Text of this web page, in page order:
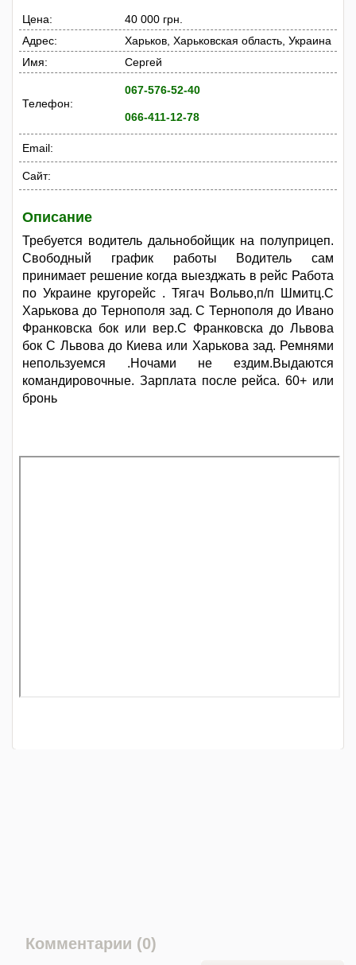
Цена:
40 000 грн.
Адрес:
Харьков, Харьковская область, Украина
Имя:
Сергей
Телефон:
067-576-52-40
066-411-12-78
Email:
Сайт:
Описание
Требуется водитель дальнобойщик на полуприцеп.
Свободный график работы Водитель сам
принимает решение когда выезджать в рейс Работа
по Украине кругорейс . Тягач Вольво,п/п Шмитц.С
Харькова до Тернополя зад. С Тернополя до Ивано
Франковска бок или вер.С Франковска до Львова
бок С Львова до Киева или Харькова зад. Ремнями
непользуемся .Ночами не ездим.Выдаются
командировочные. Зарплата после рейса. 60+ или
бронь
Комментарии (0)